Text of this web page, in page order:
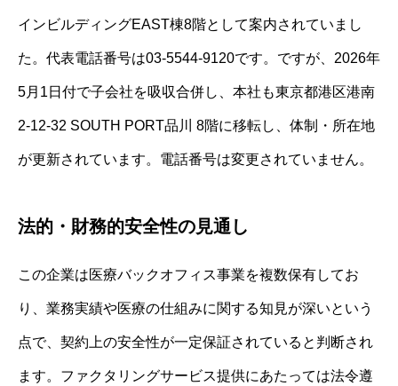
インビルディングEAST棟8階として案内されていまし
た。代表電話番号は03-5544-9120です。ですが、2026年
5月1日付で子会社を吸収合併し、本社も東京都港区港南
2-12-32 SOUTH PORT品川 8階に移転し、体制・所在地
が更新されています。電話番号は変更されていません。
法的・財務的安全性の見通し
この企業は医療バックオフィス事業を複数保有してお
り、業務実績や医療の仕組みに関する知見が深いという
点で、契約上の安全性が一定保証されていると判断され
ます。ファクタリングサービス提供にあたっては法令遵